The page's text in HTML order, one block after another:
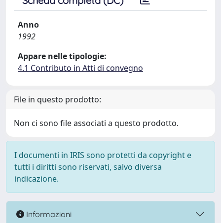
Anno
1992
Appare nelle tipologie:
4.1 Contributo in Atti di convegno
File in questo prodotto:
Non ci sono file associati a questo prodotto.
I documenti in IRIS sono protetti da copyright e
tutti i diritti sono riservati, salvo diversa
indicazione.
Informazioni